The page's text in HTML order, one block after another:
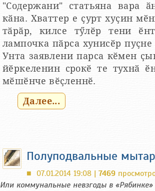
"Содержани" статьяна вара
кӑна. Хваттер е ҫурт хуҫин
тӑрӑр, килсе тӳлӗр тени
лампочка пӑрса хунисӗр
Унта заявлени парса кӗмен
йӗркеленин срокӗ те тухнӑ
мӗшӗнче вӗҫленнӗ.
Далее...
Полуподвальные
■ 07.01.2014 19:08 | 7469
Или коммунальные невзгоды в «Рябинке»